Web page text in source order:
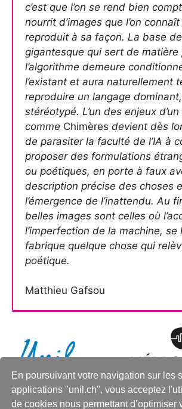
En poursuivant votre navigation sur les
applications "unil.ch", vous acceptez
de cookies nous permettant d’optimiser
c’est que l’on se rend bien
nourrit d’images que l’on connaît
reproduit à sa façon. La base
gigantesque qui sert de matière
l’algorithme demeure
l’existant et aura naturellement
reproduire un langage
stéréotypé. L’un des enjeux
comme Chimères devient dès
de parasiter la faculté de l’IA à
proposer des formulations
ou poétiques, en porte à faux
description précise des choses
l’émergence de l’inattendu. Au
belles images sont celles où
l’imperfection de la machine, se
fabrique quelque chose qui
poétique.
Matthieu Gafsou